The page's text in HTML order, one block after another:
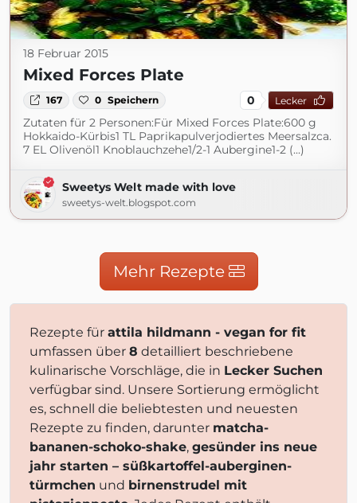
18 Februar 2015
Mixed Forces Plate
167 0 Speichern 0 Lecker
Zutaten für 2 Personen:Für Mixed Forces Plate:600 g
Hokkaido-Kürbis1 TL Paprikapulverjodiertes Meersalzca.
7 EL Olivenöl1 Knoblauchzehe1/2-1 Aubergine1-2 (...)
Sweetys Welt made with love
sweetys-welt.blogspot.com
Mehr Rezepte
Rezepte für attila hildmann - vegan for fit
umfassen über 8 detailliert beschriebene
kulinarische Vorschläge, die in Lecker Suchen
verfügbar sind. Unsere Sortierung ermöglicht
es, schnell die beliebtesten und neuesten
Rezepte zu finden, darunter matcha-
bananen-schoko-shake, gesünder ins neue
jahr starten – süßkartoffel-auberginen-
türmchen und birnenstrudel mit